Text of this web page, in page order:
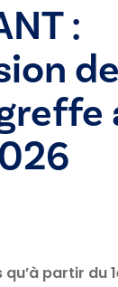
:
partir du